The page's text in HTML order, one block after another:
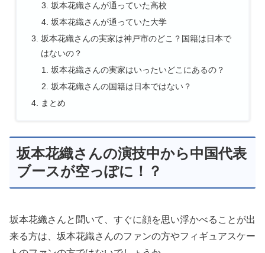
坂本花織さんが通っていた高校
坂本花織さんが通っていた大学
坂本花織さんの実家は神戸市のどこ？国籍は日本で
はないの？
坂本花織さんの実家はいったいどこにあるの？
坂本花織さんの国籍は日本ではない？
まとめ
坂本花織さんの演技中から中国代表
ブースが空っぽに！？
坂本花織さんと聞いて、すぐに顔を思い浮かべることが出
来る方は、坂本花織さんのファンの方やフィギュアスケー